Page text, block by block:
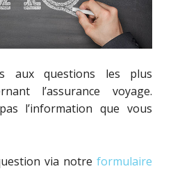
aux questions les plus
l’assurance voyage.
l’information que vous
via notre formulaire